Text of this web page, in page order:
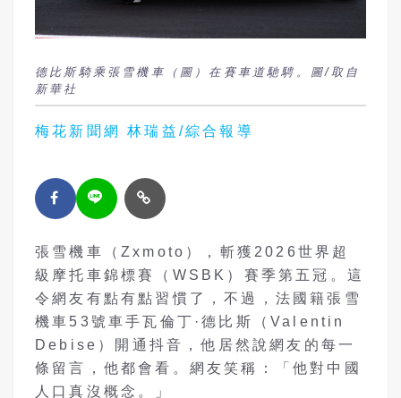
德比斯騎乘張雪機車（圖）在賽車道馳騁。圖/取自
新華社
梅花新聞網 林瑞益/綜合報導
張雪機車（Zxmoto），斬獲2026世界超
級摩托車錦標賽（WSBK）賽季第五冠。這
令網友有點有點習慣了，不過，法國籍張雪
機車53號車手瓦倫丁·德比斯（Valentin
Debise）開通抖音，他居然說網友的每一
條留言，他都會看。網友笑稱：「他對中國
人口真沒概念。」